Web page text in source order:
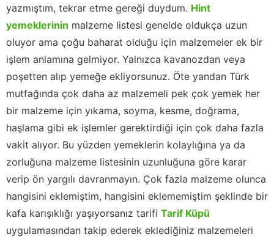
yazmıştım, tekrar etme gereği duydum. Hint
yemeklerinin malzeme listesi genelde oldukça uzun
oluyor ama çoğu baharat olduğu için malzemeler ek bir
işlem anlamına gelmiyor. Yalnızca kavanozdan veya
poşetten alıp yemeğe ekliyorsunuz. Öte yandan Türk
mutfağında çok daha az malzemeli pek çok yemek her
bir malzeme için yıkama, soyma, kesme, doğrama,
haşlama gibi ek işlemler gerektirdiği için çok daha fazla
vakit alıyor. Bu yüzden yemeklerin kolaylığına ya da
zorluğuna malzeme listesinin uzunluğuna göre karar
verip ön yargılı davranmayın. Çok fazla malzeme olunca
hangisini eklemiştim, hangisini eklememiştim şeklinde bir
kafa karışıklığı yaşıyorsanız tarifi Tarif Küpü
uygulamasından takip ederek eklediğiniz malzemeleri